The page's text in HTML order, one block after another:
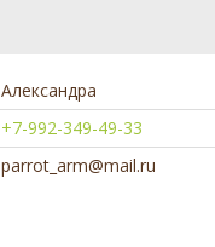
Александра
+7-992-349-49-33
parrot_arm@mail.ru